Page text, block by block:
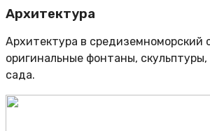
Архитектура
Архитектура в средиземноморский
оригинальные фонтаны,
сада.